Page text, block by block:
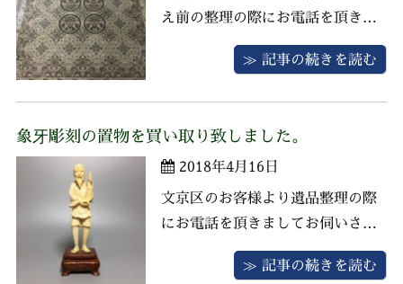
だける ...
え前の整理の際にお電話を頂きま
してお伺いさせていただきまし
た。 お品物はペルシャ絨毯、北海
ーブル、ステンドグラスのライ
ト、リチャードジノリのティーセ
ットなどがございました。 ペルシ
ャ絨毯はシ ...
≫ 記事の続きを読む
象牙彫刻の置物を買い取り致しました。
2018年4月16日
文京区のお客様より遺品整理の際
にお電話を頂きましてお伺いさせ
ていただきました。 お品物は象牙
彫刻の置物、安藤七宝の花瓶、碁
≫ 記事の続きを読む